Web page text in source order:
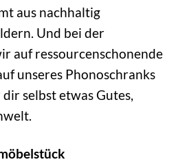
aus nachhaltig
Und bei der
auf ressourcenschonende
unseres Phonoschranks
selbst etwas Gutes,